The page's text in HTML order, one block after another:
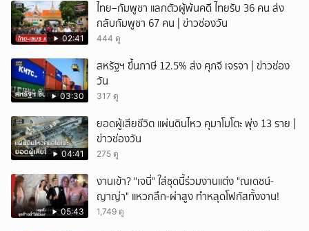
02:41
ไทย–กัมพูชา แลกตัวผู้พ้นคดี ไทยรับ 36 คน ส่ง
กลับกัมพูชา 67 คน | ข่าวช่องวัน
444 ดู
03:30
สหรัฐฯ ขึ้นภาษี 12.5% ส่ง ศุภจี เจรจา | ข่าวช่อง
วัน
317 ดู
04:41
ยอดผู้เสียชีวิต แผ่นดินไหว คุมาโมโตะ พุ่ง 13 ราย |
ข่าวช่องวัน
275 ดู
05:43
งานเข้า? "เจนี่" ใส่ชุดนี้ร่วมงานแต่ง "ณเดชน์-
ญาญ่า" แหวกลึก-ผ่าสูง ทำหลุดโฟกัสทั้งงาน!
1,749 ดู